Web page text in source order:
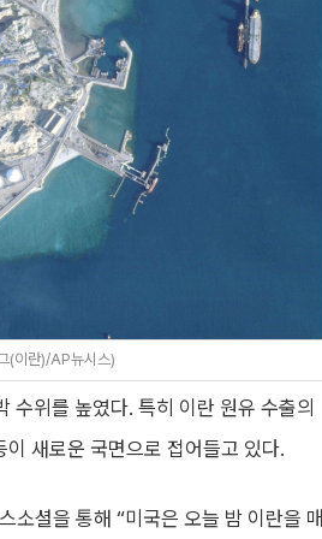
(이란)/AP뉴시스)
수위를 높였다. 특히 이란 원유 수출의
새로운 국면으로 접어들고 있다.
소셜을 통해 “미국은 오늘 밤 이란을 매